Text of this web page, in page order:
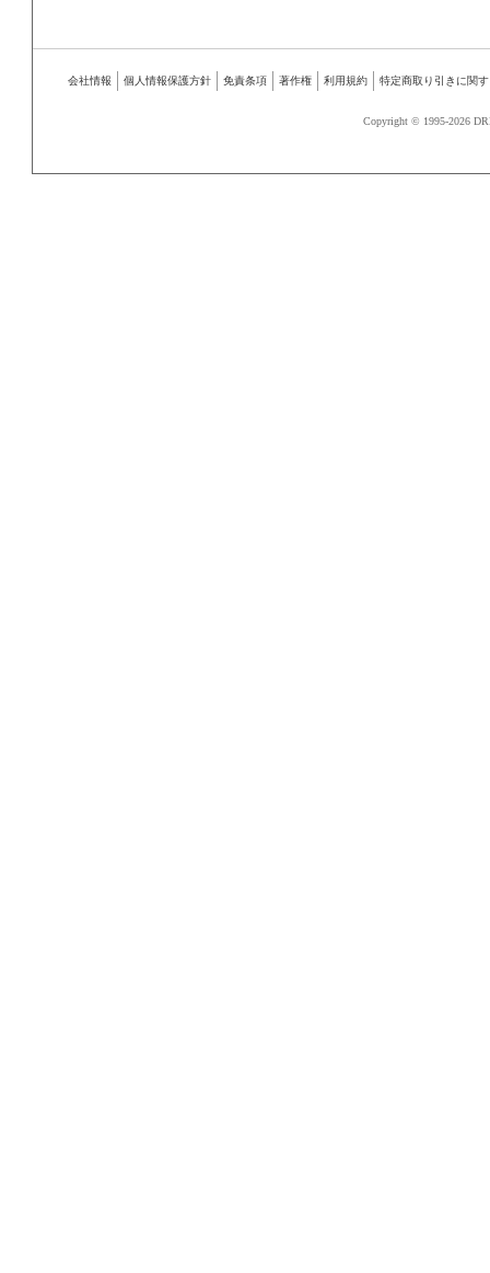
会社情報 個人情報保護方針 免責条項 著作権 利用規約 特定商取り引きに関
Copyright © 1995-2026